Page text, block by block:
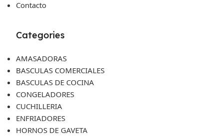
Contacto
Categories
AMASADORAS
BASCULAS COMERCIALES
BASCULAS DE COCINA
CONGELADORES
CUCHILLERIA
ENFRIADORES
HORNOS DE GAVETA